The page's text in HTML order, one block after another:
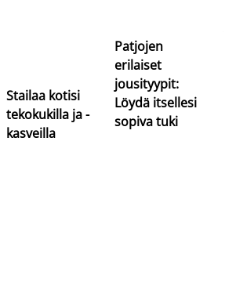
Stailaa kotisi
tekokukilla ja -
kasveilla
Patjojen
erilaiset
jousityypit:
Löydä itsellesi
sopiva tuki